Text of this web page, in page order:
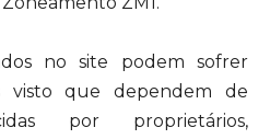
no site podem sofrer
visto que dependem de
por proprietários,